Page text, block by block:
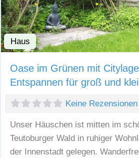
Haus
Oase im Grünen mit
Entspannen für groß und
Keine Rezensionen
Unser Häuschen ist mitten im
Teutoburger Wald in ruhiger
der Innenstadt gelegen.